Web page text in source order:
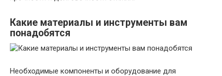
Какие материалы и инструменты вам
понадобятся
Необходимые компоненты и оборудование для